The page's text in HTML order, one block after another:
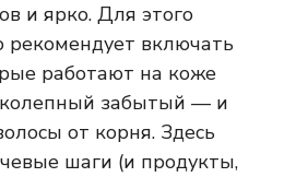
и ярко. Для этого
включать
работают на коже
забытый — и
от корня. Здесь
шаги (и продукты,